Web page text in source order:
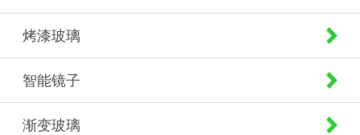
烤漆玻璃
智能镜子
渐变玻璃